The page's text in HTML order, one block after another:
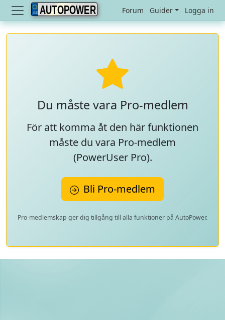
AUTOPOWER Forum Guider Logga in
Du måste vara Pro-medlem
För att komma åt den här funktionen
måste du vara Pro-medlem
(PowerUser Pro).
Bli Pro-medlem
Pro-medlemskap ger dig tillgång till alla funktioner på AutoPower.